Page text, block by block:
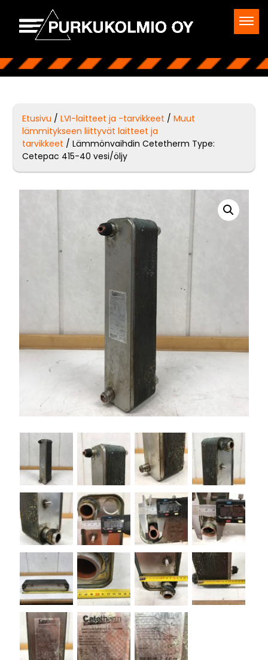
Etusivu /LVI-laitteet ja -tarvikkeet /Muut
lämmitykseen liittyvät laitteet ja
tarvikkeet / Lämmönvaihdin Cetetherm Type:
Cetepac 415-40 vesi/öljy